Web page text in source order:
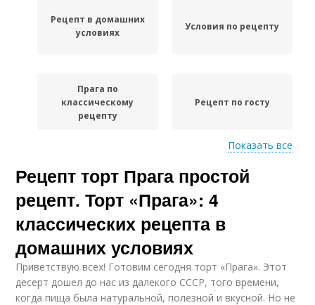
Рецепт в домашних
условиях
Условия по рецепту
Прага по
классическому
рецепту
Рецепт по госту
Вкусные рецепты
Ингредиенты в
рецептах
Вкусный рецепт Классический рецепт
Показать все
Рецепт торт Прага простой
рецепт. Торт «Прага»: 4
классических рецепта в
домашних условиях
Приветствую всех! Готовим сегодня торт «Прага». Этот
десерт дошел до нас из далекого СССР, того времени,
когда пища была натуральной, полезной и вкусной. Но не